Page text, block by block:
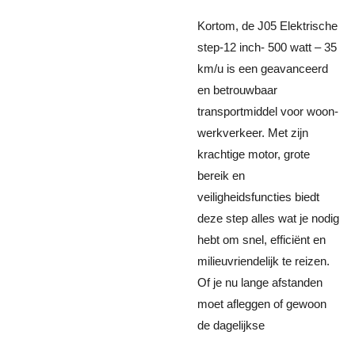
Kortom, de J05 Elektrische
step-12 inch- 500 watt – 35
km/u is een geavanceerd
en betrouwbaar
transportmiddel voor woon-
werkverkeer. Met zijn
krachtige motor, grote
bereik en
veiligheidsfuncties biedt
deze step alles wat je nodig
hebt om snel, efficiënt en
milieuvriendelijk te reizen.
Of je nu lange afstanden
moet afleggen of gewoon
de dagelijkse